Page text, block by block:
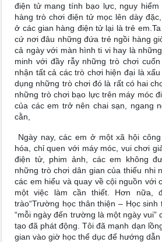
điện tử mang tính bạo lực, nguy
hàng trò chơi điện tử mọc lên dày
ở các gian hàng điện tử lại là trẻ
cứ nơi đâu những đứa trẻ ngồi hàng
cả ngày với màn hình ti vi hay là
minh với đầy rẫy những trò chơi
nhận tất cả các trò chơi hiện đại là
dụng những trò chơi đó là rất có hai
những trò chơi bạo lực trên máy móc
của các em trở nên chai sạn, ngang
cằn,
Ngày nay, các em ở một xã hội
hóa, chỉ quen với máy móc, vui chơi
điện tử, phim ảnh, các em không
những trò chơi dân gian của thiếu nhi
các em hiểu và quay về cội nguồn với
một việc làm cần thiết. Hơn nữa,
trào“Trường học thân thiện – Học sinh
“mỗi ngày đến trường là một ngày vui”
tạo đã phát động. Tôi đã mạnh dạn
gian vào giờ học thể dục để hướng dẫn